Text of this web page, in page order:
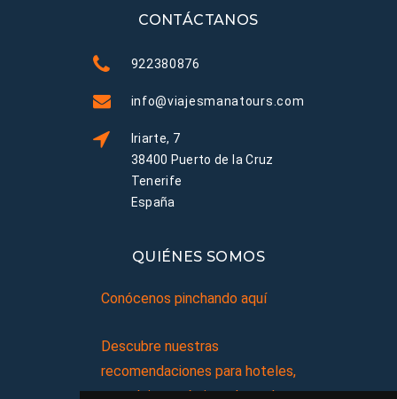
CONTÁCTANOS
922380876
info@viajesmanatours.com
Iriarte, 7
38400 Puerto de la Cruz
Tenerife
España
QUIÉNES SOMOS
Conócenos pinchando aquí
Descubre nuestras
recomendaciones para hoteles,